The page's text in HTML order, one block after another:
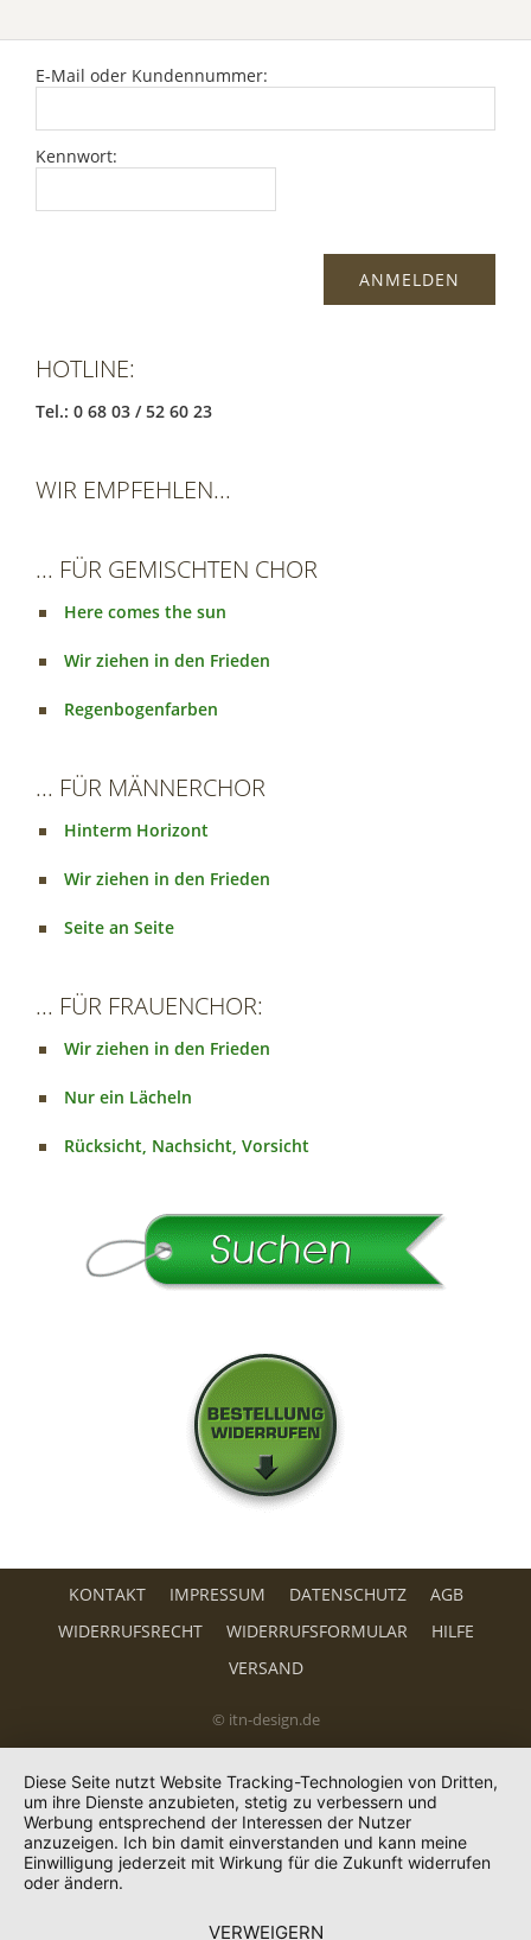
E-Mail oder Kundennummer:
Kennwort:
HOTLINE:
Tel.: 0 68 03 / 52 60 23
WIR EMPFEHLEN...
... FÜR GEMISCHTEN CHOR
Here comes the sun
Wir ziehen in den Frieden
Regenbogenfarben
... FÜR MÄNNERCHOR
Hinterm Horizont
Wir ziehen in den Frieden
Seite an Seite
... FÜR FRAUENCHOR:
Wir ziehen in den Frieden
Nur ein Lächeln
Rücksicht, Nachsicht, Vorsicht
KONTAKT IMPRESSUM DATENSCHUTZ
AGB
WIDERRUFSRECHT
WIDERRUFSFORMULAR
HILFE
VERSAND
© itn-design.de
Diese Seite nutzt Website Tracking-Technologien von Dritten,
um ihre Dienste anzubieten, stetig zu verbessern und
Werbung entsprechend der Interessen der Nutzer
anzuzeigen. Ich bin damit einverstanden und kann meine
Einwilligung jederzeit mit Wirkung für die Zukunft widerrufen
oder ändern.
VERWEIGERN